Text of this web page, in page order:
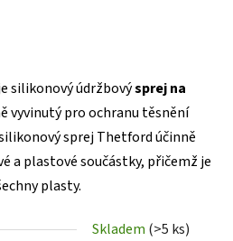
silikonový údržbovýsprej na
vyvinutý pro ochranu těsnění
sprej Thetford účinně
a plastové součástky, přičemž je
plasty.
Skladem (>5 ks)